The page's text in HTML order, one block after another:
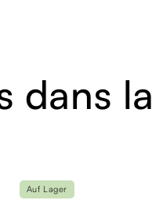
dans la
Auf Lager